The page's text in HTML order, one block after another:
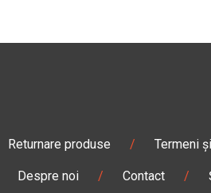
Returnare produse / Termeni
Despre noi / Contact /